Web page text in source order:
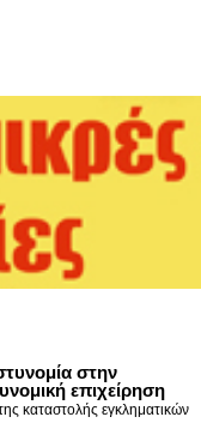
στην
επιχείρηση
καταστολής εγκληματικών